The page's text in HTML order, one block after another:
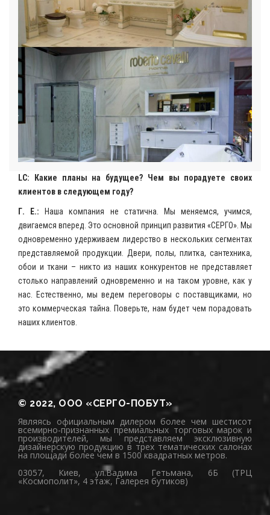
LC: Какие планы на будущее? Чем вы порадуете своих
клиентов в следующем году?
Г. Е.: Наша компания не статична. Мы меняемся, учимся,
двигаемся вперед. Это основной принцип развития «СЕРГО». Мы
одновременно удерживаем лидерство в нескольких сегментах
представляемой продукции. Двери, полы, плитка, сантехника,
обои и ткани – никто из наших конкурентов не представляет
столько направлений одновременно и на таком уровне, как у
нас. Естественно, мы ведем переговоры с поставщиками, но
это коммерческая тайна. Поверьте, нам будет чем порадовать
наших клиентов.
© 2022, ООО «СЕРГО-ПОБУТ»
Являясь официальным дилером более чем шестисот
всемирно-признанных премиальных торговых марок и
производителей, мы представляем эксклюзивную
дизайнерскую продукцию в трех тематических салонах
на площади более чем в 1500 квадратных метров.
03057, Киев, ул.Вадима Гетьмана, 6Б (ТРЦ
«Космополит», 4 этаж, Галерея бутиков)